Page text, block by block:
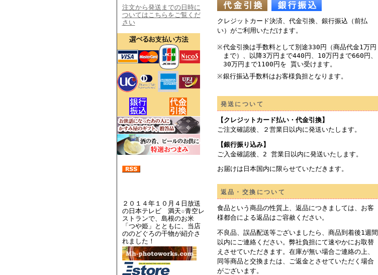
注文から発送までの日時に
ついてはこちらをご覧くだ
さい
２０１４年１０月４日放送
の日本テレビ 満天☆青空レ
ストランで、島根のお米
「つや姫」とともに、当店
ののどぐろの干物が紹介さ
れました！
クレジットカード決済、代金引換、銀行振込（前払
い）がご利用いただけます。
代金引換は手数料として別途330円（商品代金1万円
まで）、以降3万円まで440円、10万円まで660円、
30万円まで1100円を 貰い受けます。
銀行振込手数料はお客様負担となります。
発送について
【クレジットカード払い・代金引換】
ご注文確認後、２営業日以内に発送いたします。
【銀行振り込み】
ご入金確認後、2 営業日以内に発送いたします。
お届けは日本国内に限らせていただきます。
返品・交換について
食品という商品の性質上、返品につきましては、お客
様都合による返品はご容赦ください。
不良品、誤品配送等ございましたら、商品到着後1週間
以内にご連絡ください。弊社負担にて速やかにお取替
えさせていただきます。在庫が無い場合ご連絡の上、
同等商品と交換または、ご返金とさせていただく場合
がございます。